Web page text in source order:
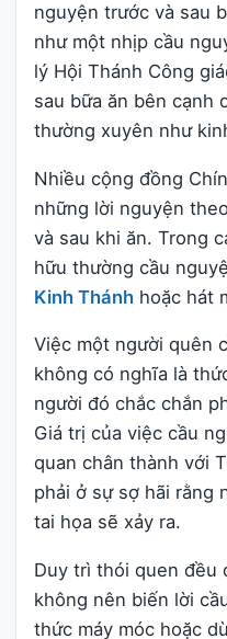
nguyện trước và sau
như một nhịp cầu
lý Hội Thánh Công
sau bữa ăn bên cạnh
thường xuyên như
Nhiều cộng đồng
những lời nguyện
và sau khi ăn. Trong
hữu thường cầu
Kinh Thánh hoặc hát
Việc một người quên
không có nghĩa là
người đó chắc chắn
Giá trị của việc cầu
quan chân thành với
phải ở sự sợ hãi rằng
tai họa sẽ xảy ra.
Duy trì thói quen đều
không nên biến lời
thức máy móc hoặc